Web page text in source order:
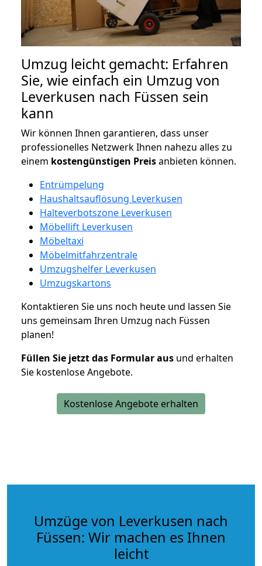
Umzug leicht gemacht: Erfahren
Sie, wie einfach ein Umzug von
Leverkusen nach Füssen sein
kann
Wir können Ihnen garantieren, dass unser
professionelles Netzwerk Ihnen nahezu alles zu
einem kostengünstigen Preisanbieten können.
Entrümpelung
Haushaltsauflösung Leverkusen
Halteverbotszone Leverkusen
Möbellift Leverkusen
Möbeltaxi
Möbelmitfahrzentrale
Umzugshelfer Leverkusen
Umzugskartons
Kontaktieren Sie uns noch heute und lassen Sie
uns gemeinsam Ihren Umzug nach Füssen
planen!
Füllen Sie jetzt das Formular aus und erhalten
Sie kostenlose Angebote.
Kostenlose Angebote erhalten
Umzüge von Leverkusen nach
Füssen: Wir machen es Ihnen
leicht